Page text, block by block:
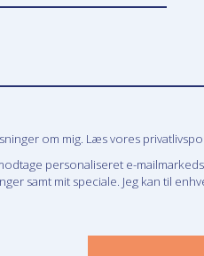
om mig. Læs vores
personaliseret e-
samt mit speciale. Jeg kan til